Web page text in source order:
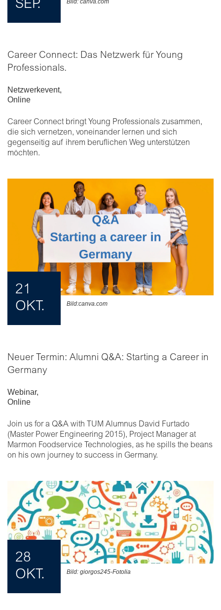
Bild: canva.com
SEP.
Career Connect: Das Netzwerk für Young
Professionals.
Netzwerkevent,
Online
Career Connect bringt Young Professionals zusammen,
die sich vernetzen, voneinander lernen und sich
gegenseitig auf ihrem beruflichen Weg unterstützen
möchten.
Bild:canva.com
21
OKT.
Neuer Termin: Alumni Q&A: Starting a Career in
Germany
Webinar,
Online
Join us for a Q&A with TUM Alumnus David Furtado
(Master Power Engineering 2015), Project Manager at
Marmon Foodservice Technologies, as he spills the beans
on his own journey to success in Germany.
Bild: giorgos245-Fotolia
28
OKT.